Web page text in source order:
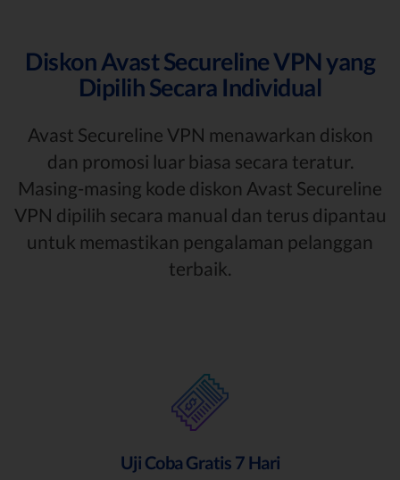
Diskon Avast Secureline VPN yang
Dipilih Secara Individual
Avast Secureline VPN menawarkan diskon
dan promosi luar biasa secara teratur.
Masing-masing kode diskon Avast Secureline
VPN dipilih secara manual dan terus dipantau
untuk memastikan pengalaman pelanggan
terbaik.
Uji Coba Gratis 7 Hari